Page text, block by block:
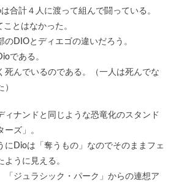
合計４人に渡って組んで闘っている。
とはなかった。
のDIOとディエゴの違いだろう。
である。
死んでいるのである。（一人は死んでな
ィナンドと同じような恐竜化のスタンド
ーズ」。
にDioは「奪うもの」なのでそのままフェ
うに見える。
「ジュラシック・パーク」からの連想ア